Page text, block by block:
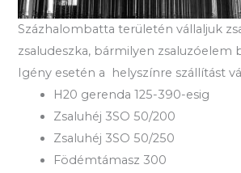
Százhalombatta területén vállaljuk
zsaludeszka, bármilyen zsaluzóelem
Igény esetén a helyszínre szállítást
H20 gerenda 125-390-esig
Zsaluhéj 3SO 50/200
Zsaluhéj 3SO 50/250
Födémtámasz 300